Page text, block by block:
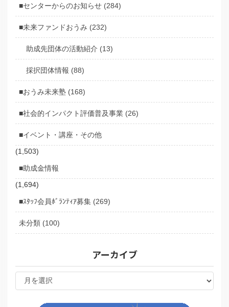
■センターからのお知らせ (284)
■未来ファンドおうみ (232)
助成先団体の活動紹介 (13)
採択団体情報 (88)
■おうみ未来塾 (168)
■社会的インパクト評価普及事業 (26)
■イベント・講座・その他
(1,503)
■助成金情報
(1,694)
■ｽﾀｯﾌ会員ﾎﾞﾗﾝﾃｨｱ募集 (269)
未分類 (100)
アーカイブ